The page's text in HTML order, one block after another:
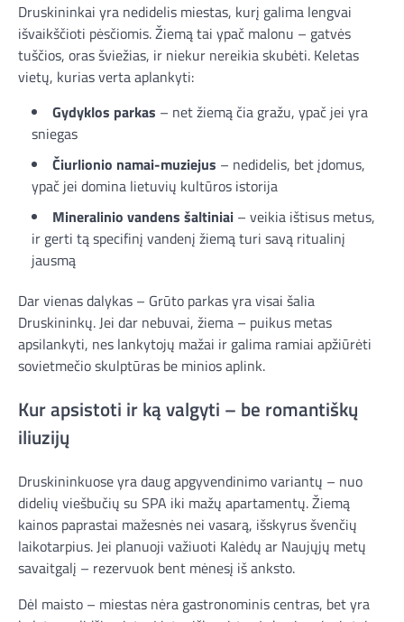
Druskininkai yra nedidelis miestas, kurį galima lengvai
išvaikščioti pėsčiomis. Žiemą tai ypač malonu – gatvės
tuščios, oras šviežias, ir niekur nereikia skubėti. Keletas
vietų, kurias verta aplankyti:
Gydyklos parkas – net žiemą čia gražu, ypač jei yra
sniegas
Čiurlionio namai-muziejus – nedidelis, bet įdomus,
ypač jei domina lietuvių kultūros istorija
Mineralinio vandens šaltiniai – veikia ištisus metus,
ir gerti tą specifinį vandenį žiemą turi savą ritualinį
jausmą
Dar vienas dalykas – Grūto parkas yra visai šalia
Druskininkų. Jei dar nebuvai, žiema – puikus metas
apsilankyti, nes lankytojų mažai ir galima ramiai apžiūrėti
sovietmečio skulptūras be minios aplink.
Kur apsistoti ir ką valgyti – be romantiškų
iliuzijų
Druskininkuose yra daug apgyvendinimo variantų – nuo
didelių viešbučių su SPA iki mažų apartamentų. Žiemą
kainos paprastai mažesnės nei vasarą, išskyrus švenčių
laikotarpius. Jei planuoji važiuoti Kalėdų ar Naujųjų metų
savaitgalį – rezervuok bent mėnesį iš anksto.
Dėl maisto – miestas nėra gastronominis centras, bet yra